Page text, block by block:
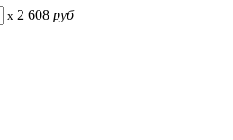
x 2 608 руб